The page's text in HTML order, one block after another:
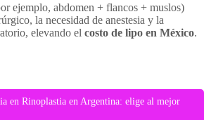
ejemplo, abdomen + flancos + muslos)
la necesidad de anestesia y la
elevando el costo de lipo en México.
en Rinoplastia en Argentina: elige al mejor